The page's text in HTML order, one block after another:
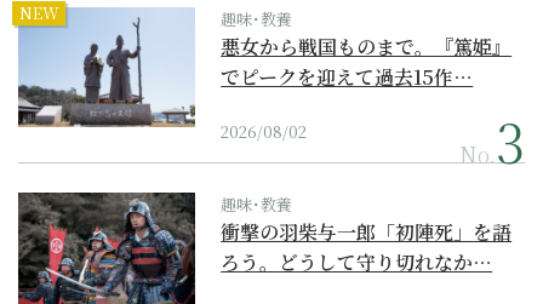
NEW 趣味･教養
悪女から戦国ものまで。『篤姫』
でピークを迎えて過去15作…
2026/08/02
No.
趣味･教養
衝撃の羽柴与一郎「初陣死」を語
ろう。どうして守り切れなか…